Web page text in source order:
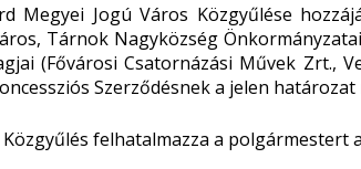
Megyei Jogú Város Közgyűlése
Tárnok Nagyközség
(Fővárosi Csatornázási Művek Zrt.,
Szerződésnek a jelen
Közgyűlés felhatalmazza a polgármestert